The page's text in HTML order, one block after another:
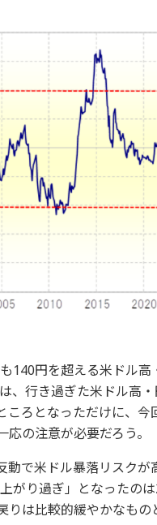
140円を超える米ドル高
、行き過ぎた米ドル高
ろとなっただけに、今
の注意が必要だろう。
で米ドル暴落リスクが
がり過ぎ」となったの
は比較的緩やかなもの